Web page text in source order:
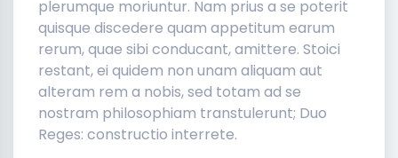
plerumque moriuntur. Nam prius a se poterit
quisque discedere quam appetitum earum
rerum, quae sibi conducant, amittere. Stoici
restant, ei quidem non unam aliquam aut
alteram rem a nobis, sed totam ad se
nostram philosophiam transtulerunt; Duo
Reges: constructio interrete.